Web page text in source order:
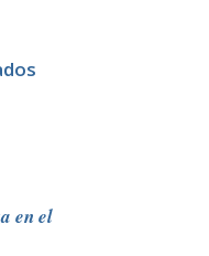
en el